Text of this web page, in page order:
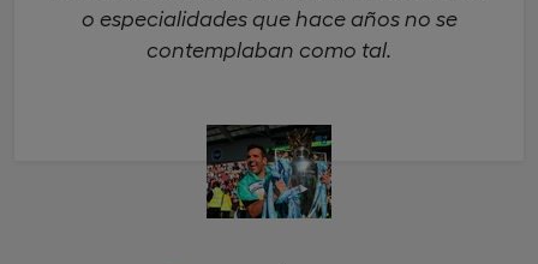
o especialidades que hace años no se
contemplaban como tal.